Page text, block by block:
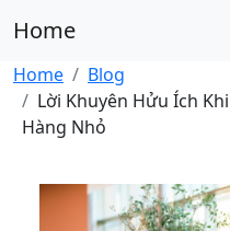
Home
Home
Blog
Lời Khuyên Hửu Ích
Hàng Nhỏ